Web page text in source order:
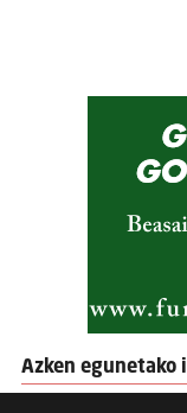
Azken egunetako